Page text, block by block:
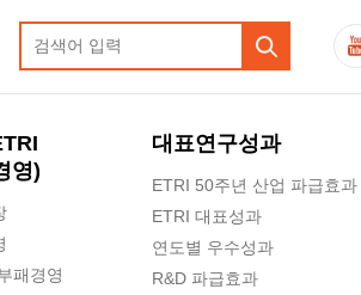
영)
패경영
대표연구성과
ETRI 50주년 산업 파급효과
ETRI 대표성과
연도별 우수성과
R&D 파급효과